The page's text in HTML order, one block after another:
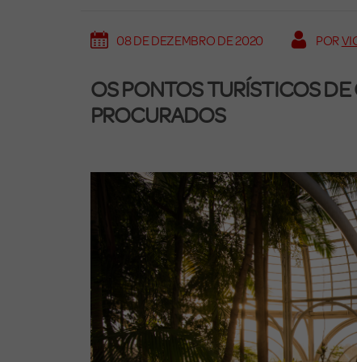
08 DE DEZEMBRO DE 2020 POR
OS PONTOS TURÍSTICOS
PROCURADOS